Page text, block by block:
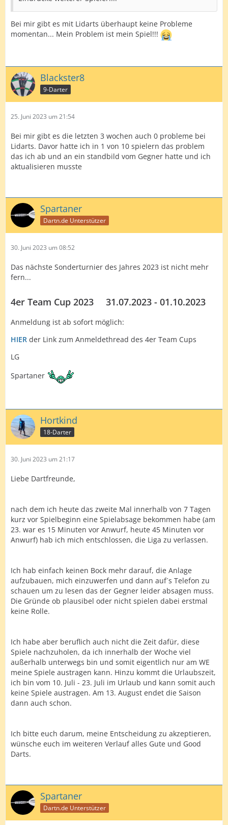
Bei mir gibt es mit Lidarts überhaupt keine Probleme
momentan... Mein Problem ist mein Spiel!!!
Blackster8
9-Darter
25. Juni 2023 um 21:54
Bei mir gibt es die letzten 3 wochen auch 0 probleme bei
Lidarts. Davor hatte ich in 1 von 10 spielern das problem
das ich ab und an ein standbild vom Gegner hatte und ich
aktualisieren musste
Spartaner
Dartn.de Unterstützer
30. Juni 2023 um 08:52
Das nächste Sonderturnier des Jahres 2023 ist nicht mehr
fern...
4er Team Cup 2023 31.07.2023 - 01.10.2023
Anmeldung ist ab sofort möglich:
HIER der Link zum Anmeldethread des 4er Team Cups
LG
Spartaner
Hortkind
18-Darter
30. Juni 2023 um 21:17
Liebe Dartfreunde,
nach dem ich heute das zweite Mal innerhalb von 7 Tagen
kurz vor Spielbeginn eine Spielabsage bekommen habe (am
23. war es 15 Minuten vor Anwurf, heute 45 Minuten vor
Anwurf) hab ich mich entschlossen, die Liga zu verlassen.
Ich hab einfach keinen Bock mehr darauf, die Anlage
aufzubauen, mich einzuwerfen und dann auf´s Telefon zu
schauen um zu lesen das der Gegner leider absagen muss.
Die Gründe ob plausibel oder nicht spielen dabei erstmal
keine Rolle.
Ich habe aber beruflich auch nicht die Zeit dafür, diese
Spiele nachzuholen, da ich innerhalb der Woche viel
außerhalb unterwegs bin und somit eigentlich nur am WE
meine Spiele austragen kann. Hinzu kommt die Urlaubszeit,
ich bin vom 10. Juli - 23. Juli im Urlaub und kann somit auch
keine Spiele austragen. Am 13. August endet die Saison
dann auch schon.
Ich bitte euch darum, meine Entscheidung zu akzeptieren,
wünsche euch im weiteren Verlauf alles Gute und Good
Darts.
Spartaner
Dartn.de Unterstützer